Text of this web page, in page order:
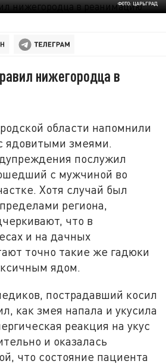
ФОТО: ЦАРЬГРАД
нижегородца в
области напомнили
ядовитыми змеями.
послужил
с мужчиной во
Хотя случай был
региона,
что в
и на дачных
точно такие же гадюки
ядом.
пострадавший косил
как змея напала и укусила
реакция на укус
и оказалась
что состояние пациента